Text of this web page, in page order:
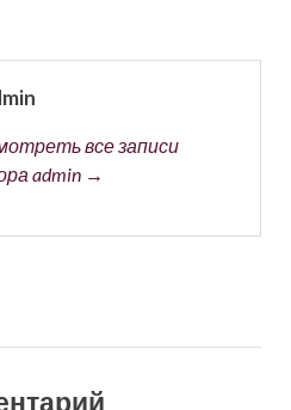
все записи
admin →